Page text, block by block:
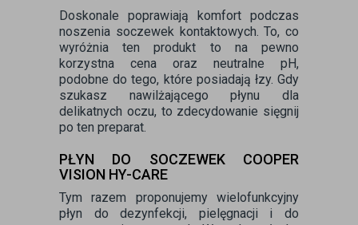
Doskonale poprawiają komfort podczas
noszenia soczewek kontaktowych. To, co
wyróżnia ten produkt to na pewno
korzystna cena oraz neutralne pH,
podobne do tego, które posiadają łzy. Gdy
szukasz nawilżającego płynu dla
delikatnych oczu, to zdecydowanie sięgnij
po ten preparat.
PŁYN DO SOCZEWEK COOPER
VISION HY-CARE
Tym razem proponujemy wielofunkcyjny
płyn do dezynfekcji, pielęgnacji i do